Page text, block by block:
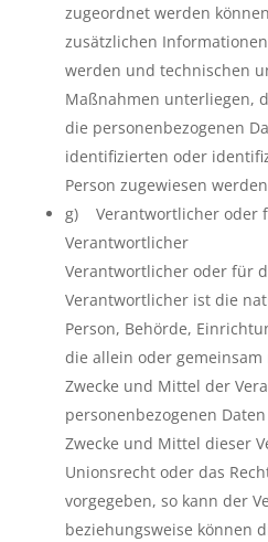
zugeordnet werden
zusätzlichen
werden und technischen
Maßnahmen unterliegen,
die personenbezogenen
identifizierten oder
Person zugewiesen
g) Verantwortlicher oder
Verantwortlicher
Verantwortlicher oder für
Verantwortlicher ist die
Person, Behörde,
die allein oder
Zwecke und Mittel der
personenbezogenen
Zwecke und Mittel dieser
Unionsrecht oder das
vorgegeben, so kann der
beziehungsweise können